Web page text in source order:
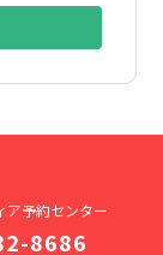
ア予約センター
8686